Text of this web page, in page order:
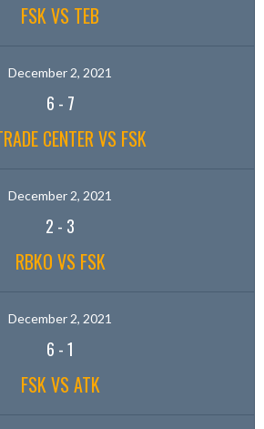
FSK VS TEB
December 2, 2021
6 - 7
CENTER VS FSK
December 2, 2021
2 - 3
RBKO VS FSK
December 2, 2021
6 -1
FSK VS ATK